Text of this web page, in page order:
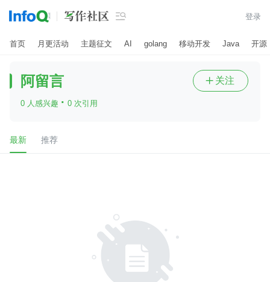
 登录
首页 月更活动 主题征文 AI golang 移动开发 Java 开源
阿留言
0 人感兴趣 · 0 次引用
 关注
最新 推荐